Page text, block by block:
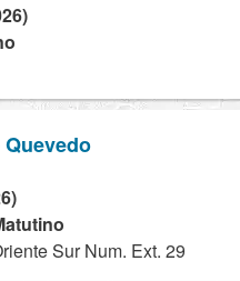
Sur Num. Ext. 29